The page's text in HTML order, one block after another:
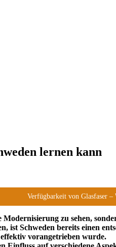
lernen kann
Verfügbarkeit von Glasfaser –
zu sehen,
Schweden bereits einen
vorangetrieben wurde.